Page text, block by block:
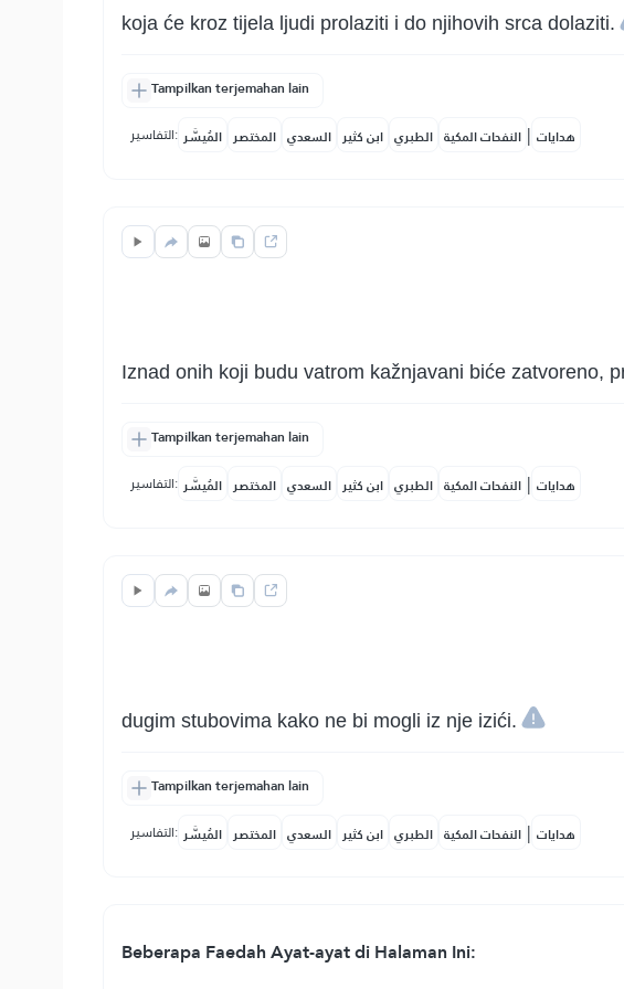
koja će kroz tijela ljudi prolaziti i do njihovih srca dolaziti.
Tampilkan terjemahan lain
التفاسير: المُيسَّر المختصر السعدي ابن كثير الطبري النفحات المكية | هدايات
Iznad onih koji budu vatrom kažnjavani biće zatvoreno,
Tampilkan terjemahan lain
التفاسير: المُيسَّر المختصر السعدي ابن كثير الطبري النفحات المكية | هدايات
dugim stubovima kako ne bi mogli iz nje izići.
Tampilkan terjemahan lain
التفاسير: المُيسَّر المختصر السعدي ابن كثير الطبري النفحات المكية | هدايات
Beberapa Faedah Ayat-ayat di Halaman Ini: